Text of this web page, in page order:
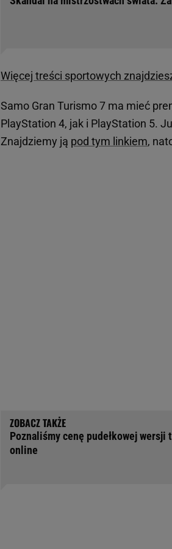
Więcej treści sportowych
Samo Gran Turismo 7 ma mieć
PlayStation 4, jak i PlayStation 5.
Znajdziemy ją pod tym linkiem,
Poznaliśmy cenę pudełkowej
online